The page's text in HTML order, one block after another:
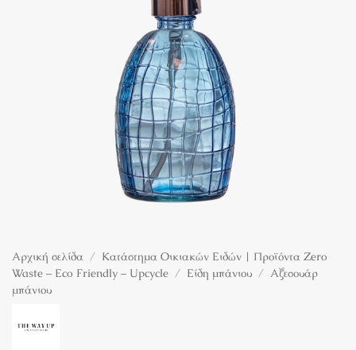
Αρχική σελίδα / Κατάστημα Οικιακών Ειδών | Προϊόντα Zero
Waste – Eco Friendly – Upcycle / Είδη μπάνιου / Αξεσουάρ
μπάνιου